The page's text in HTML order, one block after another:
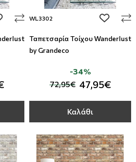
to wishlist
WL3302 add to
Ταπετσαρία Τοίχου Wanderlust
by Grandeco
72,95€ 47,95€
-34%
Καλάθι